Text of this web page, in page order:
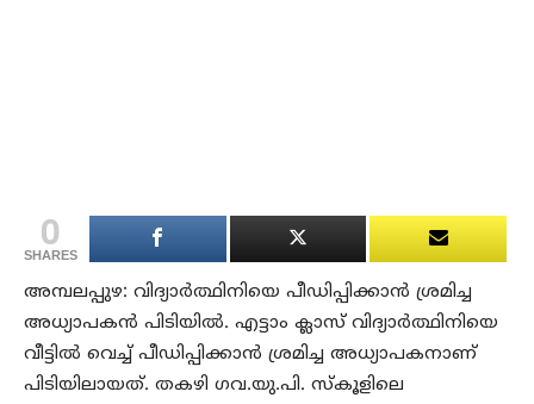
0
SHARES
അമ്പലപ്പുഴ: വിദ്യാര്‍ത്ഥിനിയെ പീഡിപ്പിക്കാന്‍ ശ്രമിച്ച
അധ്യാപകന്‍ പിടിയില്‍. എട്ടാം ക്ലാസ് വിദ്യാര്‍ത്ഥിനിയെ
വീട്ടില്‍ വെച്ച് പീഡിപ്പിക്കാന്‍ ശ്രമിച്ച അധ്യാപകനാണ്
പിടിയിലായത്. തകഴി ഗവ.യു.പി. സ്‌കൂളിലെ